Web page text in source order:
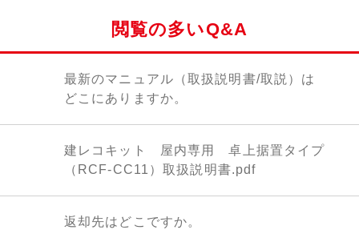
閲覧の多いQ&A
最新のマニュアル（取扱説明書/取説）は
どこにありますか。
建レコキット 屋内専用 卓上据置タイプ
（RCF-CC11）取扱説明書.pdf
返却先はどこですか。